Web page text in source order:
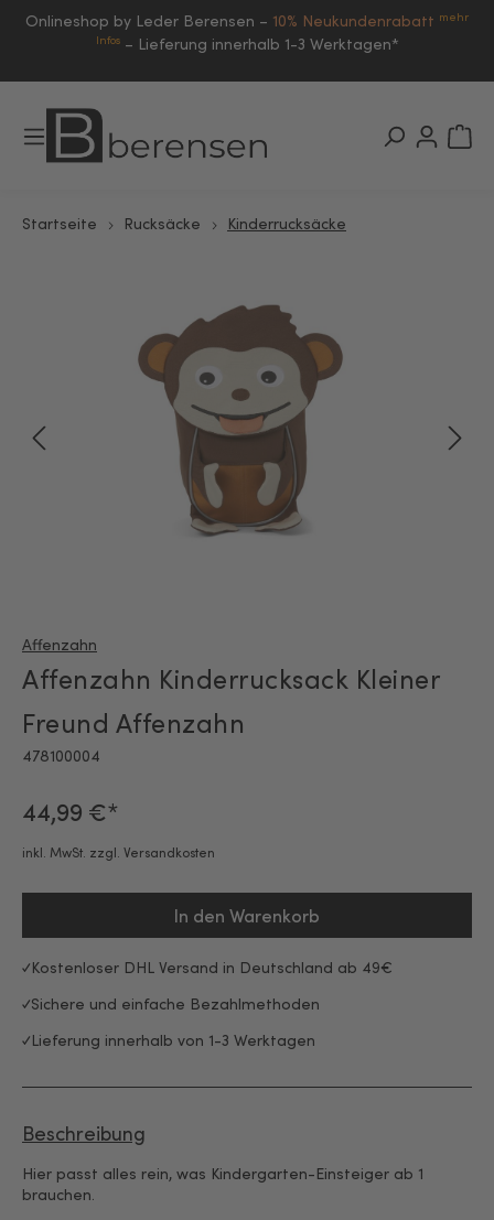
Onlineshop by Leder Berensen – 10% Neukundenrabatt mehr
Infos – Lieferung innerhalb 1-3 Werktagen*
Startseite Rucksäcke Kinderrucksäcke
Affenzahn
Affenzahn Kinderrucksack Kleiner
Freund Affenzahn
478100004
44,99 €*
inkl. MwSt. zzgl. Versandkosten
In den Warenkorb
Kostenloser DHL Versand in Deutschland ab 49€
Sichere und einfache Bezahlmethoden
Lieferung innerhalb von 1-3 Werktagen
Beschreibung
Hier passt alles rein, was Kindergarten-Einsteiger ab 1
brauchen.